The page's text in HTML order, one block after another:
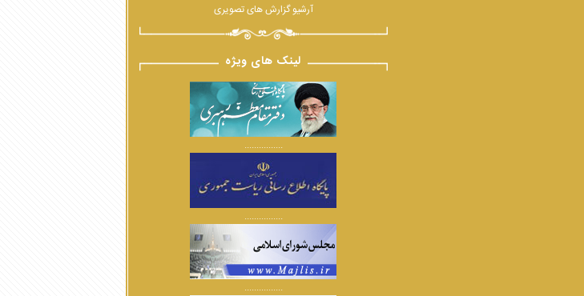
آرشیو گزارش های تصویری
لینک های ویژه
................
................
................